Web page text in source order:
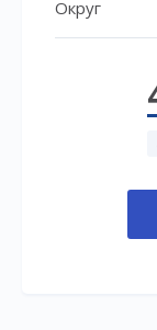
Округ